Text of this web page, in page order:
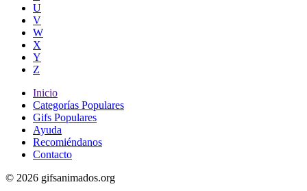
U
V
W
X
Y
Z
Inicio
Categorías Populares
Gifs Populares
Ayuda
Recomiéndanos
Contacto
© 2026 gifsanimados.org